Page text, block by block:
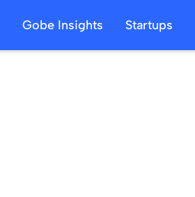
Gobe Insights Startups